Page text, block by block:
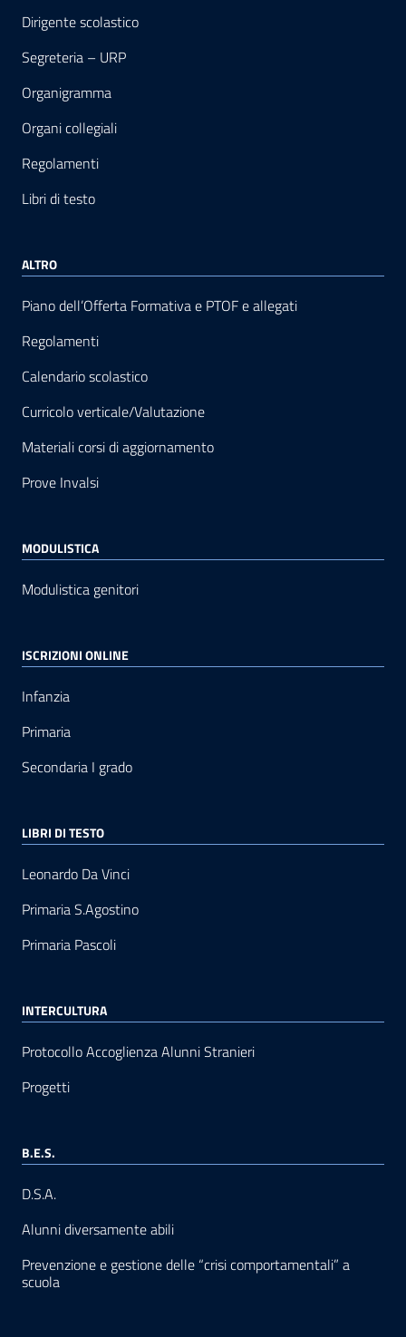
Dirigente scolastico
Segreteria – URP
Organigramma
Organi collegiali
Regolamenti
Libri di testo
ALTRO
Piano dell’Offerta Formativa e PTOF e allegati
Regolamenti
Calendario scolastico
Curricolo verticale/Valutazione
Materiali corsi di aggiornamento
Prove Invalsi
MODULISTICA
Modulistica genitori
ISCRIZIONI ONLINE
Infanzia
Primaria
Secondaria I grado
LIBRI DI TESTO
Leonardo Da Vinci
Primaria S.Agostino
Primaria Pascoli
INTERCULTURA
Protocollo Accoglienza Alunni Stranieri
Progetti
B.E.S.
D.S.A.
Alunni diversamente abili
Prevenzione e gestione delle “crisi comportamentali” a
scuola